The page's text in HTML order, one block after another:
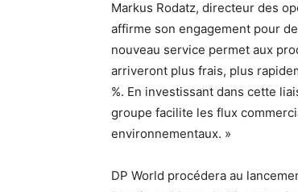
Markus Rodatz, directeur des
affirme son engagement pour
nouveau service permet aux
arriveront plus frais, plus
%. En investissant dans cette
groupe facilite les flux
environnementaux. »
DP World procédera au